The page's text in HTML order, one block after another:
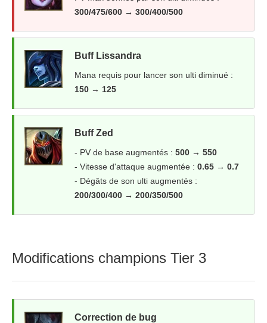
300/475/600 → 300/400/500
Buff Lissandra
Mana requis pour lancer son ulti diminué :
150 → 125
Buff Zed
- PV de base augmentés : 500 → 550
- Vitesse d'attaque augmentée : 0.65 → 0.7
- Dégâts de son ulti augmentés :
200/300/400 → 200/350/500
Modifications champions Tier 3
Correction de bug